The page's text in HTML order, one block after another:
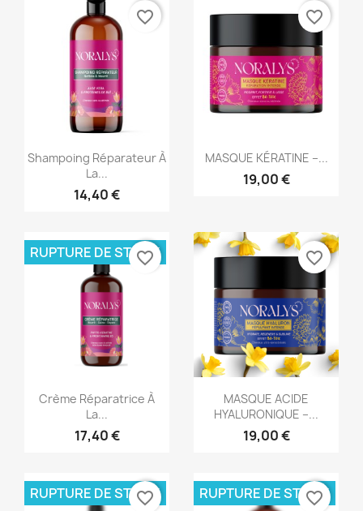
Aperçu rapide
Shampoing Réparateur À
La...
14,40 €
favorite_border
Aperçu rapide
MASQUE KÉRATINE –...
19,00 €
favorite_border
Aperçu rapide
Crème Réparatrice À
La...
17,40 €
RUPTURE DE STOCK
favorite_border
Aperçu rapide
MASQUE ACIDE
HYALURONIQUE –...
19,00 €
favorite_border
RUPTURE DE STOCK
favorite_border RUPTURE DE STOCK
favorite_border